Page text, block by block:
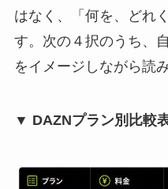
はなく、「何を、どれ
す。次の４択のうち、
をイメージしながら読
▼ DAZNプラン別比較